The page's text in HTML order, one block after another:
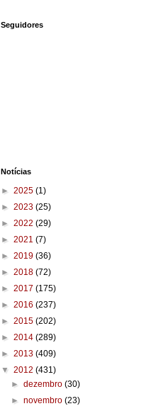
Seguidores
Notícias
► 2025 (1)
► 2023 (25)
► 2022 (29)
► 2021 (7)
► 2019 (36)
► 2018 (72)
► 2017 (175)
► 2016 (237)
► 2015 (202)
► 2014 (289)
► 2013 (409)
▼ 2012 (431)
►dezembro(30)
►novembro(23)